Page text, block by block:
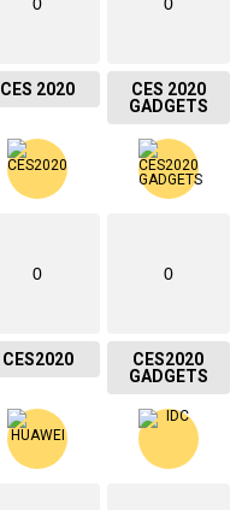
CES 2020
CES 2020
GADGETS
0
CES2020
0
CES2020
GADGETS